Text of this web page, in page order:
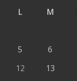
L
M
5
6
12
13